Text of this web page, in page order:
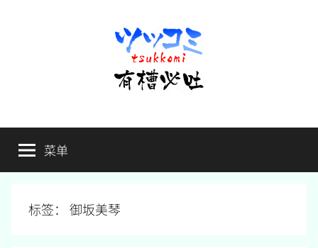
有
槽
必
槽，
毋
菜单
标签： 御坂美琴